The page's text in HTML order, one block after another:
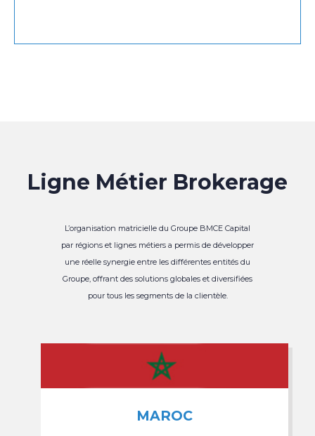
Ligne Métier Brokerage
L’organisation matricielle du Groupe BMCE Capital
par régions et lignes métiers a permis de développer
une réelle synergie entre les différentes entités du
Groupe, offrant des solutions globales et diversifiées
pour tous les segments de la clientèle.
MAROC